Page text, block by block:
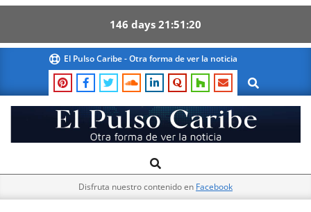
146 days 21 51 19
content
El Pulso Caribe - Otra forma de ver la noticia
Search
El
Pulso
Navigation
Search
Disfruta nuestro contenido en Facebook